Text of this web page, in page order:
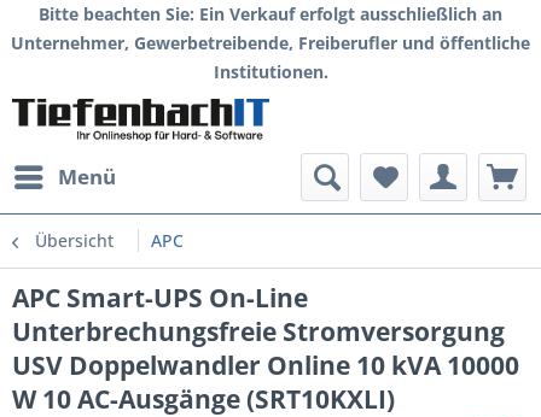
Bitte beachten Sie: Ein Verkauf erfolgt ausschließlich an
Unternehmer, Gewerbetreibende, Freiberufler und öffentliche
Institutionen.
Menü
Übersicht APC
APC Smart-UPS On-Line
Unterbrechungsfreie Stromversorgung
USV Doppelwandler Online 10 kVA 10000
W 10 AC-Ausgänge (SRT10KXLI)